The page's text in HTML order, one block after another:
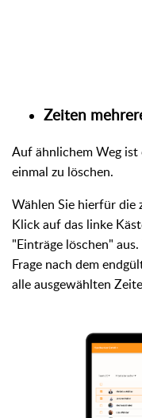
Zeiten
Auf ähnlichem Weg
einmal zu löschen.
Wählen Sie hierfür die
Klick auf das linke
"Einträge löschen"
Frage nach dem
alle ausgewählten